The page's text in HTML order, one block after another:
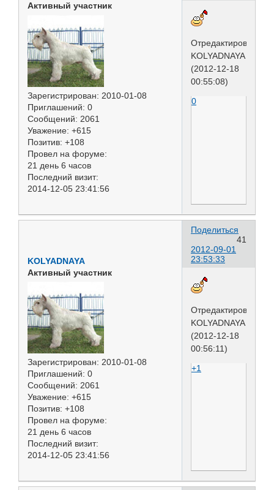
Активный участник
Зарегистрирован: 2010-01-08
Приглашений: 0
Сообщений: 2061
Уважение: +615
Позитив: +108
Провел на форуме:
21 день 6 часов
Последний визит:
2014-12-05 23:41:56
Отредактировано
KOLYADNAYA
(2012-12-18
00:55:08)
0
Поделиться
41
2012-09-01
23:53:33
KOLYADNAYA
Активный участник
Зарегистрирован: 2010-01-08
Приглашений: 0
Сообщений: 2061
Уважение: +615
Позитив: +108
Провел на форуме:
21 день 6 часов
Последний визит:
2014-12-05 23:41:56
Отредактировано
KOLYADNAYA
(2012-12-18
00:56:11)
+1